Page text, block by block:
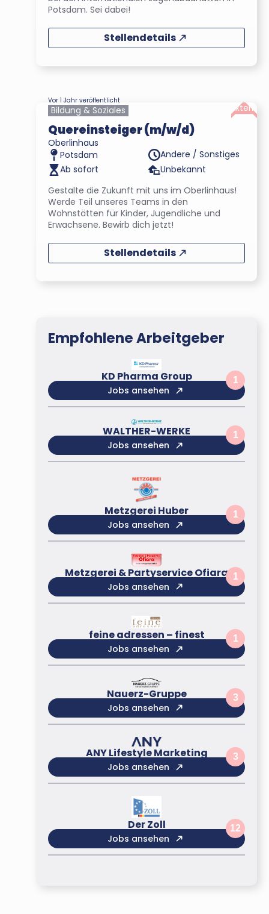
Potsdam. Sei dabei!
Stellendetails
Vor 1 Jahr veröffentlicht
Bildung & Soziales
Quereinsteiger (m/w/d)
Oberlinhaus
Potsdam
Andere / Sonstiges
Ab sofort
Unbekannt
Gestalte die Zukunft mit uns im Oberlinhaus!
Werde Teil unseres Teams in den
Wohnstätten für Kinder, Jugendliche und
Erwachsene. Bewirb dich jetzt!
Extern
Stellendetails
Empfohlene Arbeitgeber
KD Pharma Group 1
Jobs ansehen
WALTHER-WERKE 1
Jobs ansehen
Metzgerei Huber 1
Jobs ansehen
Metzgerei & Partyservice Ofiara 1
Jobs ansehen
feine adressen – finest 1
Jobs ansehen
Nauerz-Gruppe 3
Jobs ansehen
ANY Lifestyle Marketing 3
Jobs ansehen
Der Zoll 12
Jobs ansehen